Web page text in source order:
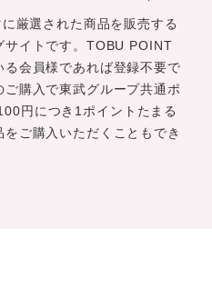
厳選された商品を販売する
サイトです。TOBU POINT
会員様であれば登録不要で
購入で東武グループ共通ポ
円につき1ポイントたまる
ご購入いただくこともでき